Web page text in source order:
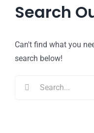
Search
Can't find what you
search below!